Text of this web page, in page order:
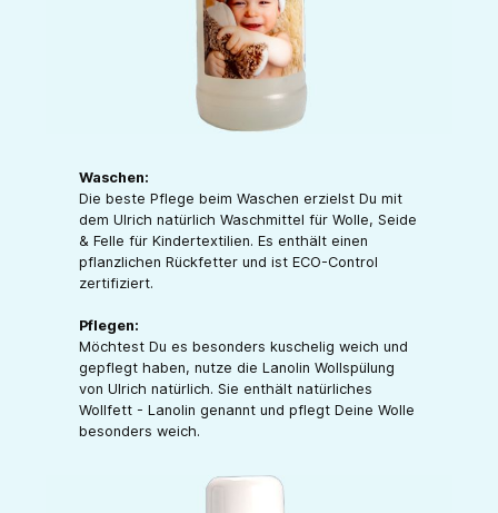
Waschen:
Die beste Pflege beim Waschen erzielst Du mit
dem Ulrich natürlich Waschmittel für Wolle, Seide
& Felle für Kindertextilien. Es enthält einen
pflanzlichen Rückfetter und ist ECO-Control
zertifiziert.
Pflegen:
Möchtest Du es besonders kuschelig weich und
gepflegt haben, nutze die Lanolin Wollspülung
von Ulrich natürlich. Sie enthält natürliches
Wollfett - Lanolin genannt und pflegt Deine Wolle
besonders weich.